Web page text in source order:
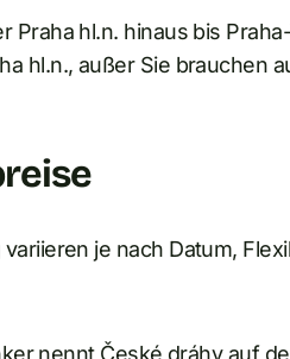
Praha hl.n. hinaus bis
hl.n., außer Sie brauchen
je nach Datum,
nennt České dráhy auf